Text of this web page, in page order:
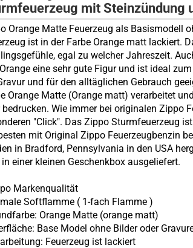
mit Steinzündung
Orange Matte Feuerzeug als Basismodell
ist in der Farbe Orange matt lackiert.
egal zu welcher Jahreszeit.
eine sehr gute Figur und ist ideal
und für den alltäglichen Gebrauch
Orange Matte (Orange matt) verarbeitet
bedrucken. Wie immer bei originalen Zippo
"Click". Das Zippo Sturmfeuerzeug
mit Original Zippo Feuerzeugbenzin
in Bradford, Pennsylvania in den USA
einer kleinen Geschenkbox ausgeliefert.
Markenqualität
Softflamme ( 1-fach Flamme)
Orange Matte (orange matt)
Base Model ohne Bilder oder
Feuerzeug ist lackiert